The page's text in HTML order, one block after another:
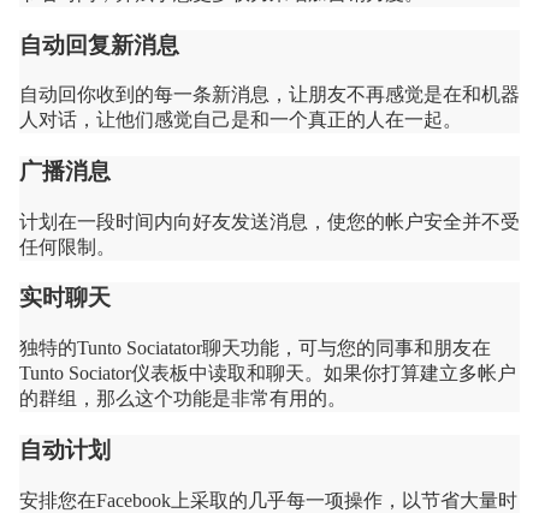
自动回复新消息
自动回你收到的每一条新消息，让朋友不再感觉是在和机器
人对话，让他们感觉自己是和一个真正的人在一起。
广播消息
计划在一段时间内向好友发送消息，使您的帐户安全并不受
任何限制。
实时聊天
独特的Tunto Sociatator聊天功能，可与您的同事和朋友在
Tunto Sociator仪表板中读取和聊天。如果你打算建立多帐户
的群组，那么这个功能是非常有用的。
自动计划
安排您在Facebook上采取的几乎每一项操作，以节省大量时